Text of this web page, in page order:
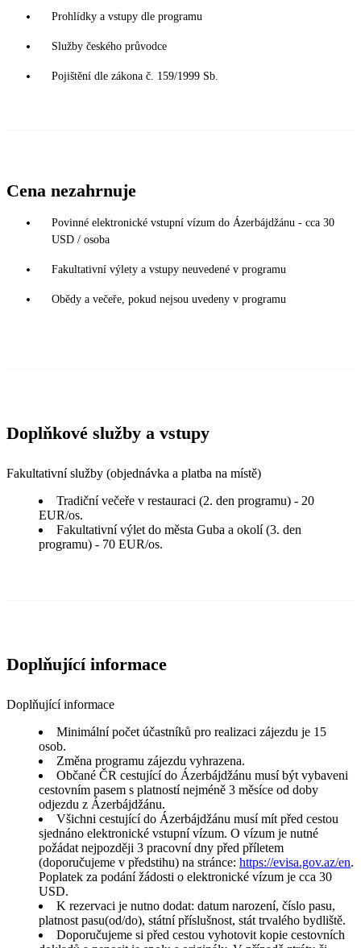
Prohlídky a vstupy dle programu
Služby českého průvodce
Pojištění dle zákona č. 159/1999 Sb.
Cena nezahrnuje
Povinné elektronické vstupní vízum do Ázerbájdžánu - cca 30
USD / osoba
Fakultativní výlety a vstupy neuvedené v programu
Obědy a večeře, pokud nejsou uvedeny v programu
Doplňkové služby a vstupy
Fakultativní služby (objednávka a platba na místě)
Tradiční večeře v restauraci (2. den programu) - 20
EUR/os.
Fakultativní výlet do města Guba a okolí (3. den
programu) - 70 EUR/os.
Doplňující informace
Doplňující informace
Minimální počet účastníků pro realizaci zájezdu je 15
osob.
Změna programu zájezdu vyhrazena.
Občané ČR cestující do Ázerbájdžánu musí být vybaveni
cestovním pasem s platností nejméně 3 měsíce od doby
odjezdu z Ázerbájdžánu.
Všichni cestující do Ázerbájdžánu musí mít před cestou
sjednáno elektronické vstupní vízum. O vízum je nutné
požádat nejpozději 3 pracovní dny před příletem
(doporučujeme v předstihu) na stránce: https://evisa.gov.az/en.
Poplatek za podání žádosti o elektronické vízum je cca 30
USD.
K rezervaci je nutno dodat: datum narození, číslo pasu,
platnost pasu(od/do), státní příslušnost, stát trvalého bydliště.
Doporučujeme si před cestou vyhotovit kopie cestovních